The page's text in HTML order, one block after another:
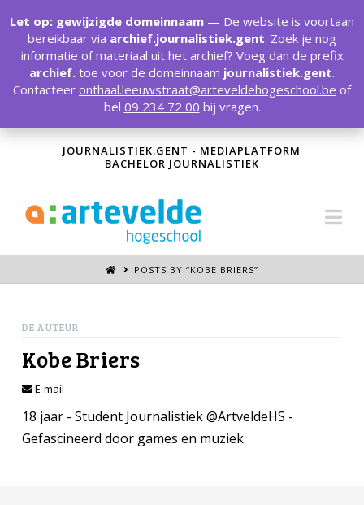
JOURNALISTIEK.GENT - MEDIAPLATFORM
BACHELOR JOURNALISTIEK
POSTS BY “KOBE BRIERS”
DE AUTEUR
Kobe Briers
E-mail
18 jaar - Student Journalistiek @ArtveldeHS -
Gefascineerd door games en muziek.
Let op: gewijzigde domeinnaam — De website is voortaan
bereikbaar via archief.journalistiek.gent. Zoek je nog
informatie of materiaal uit het archief? Voeg dan de prefix
archief. toe voor de domeinnaam journalistiek.gent.
Contacteer onthaal.leeuwstraat@arteveldehogeschool.be of
bel 09 234 72 00 bij vragen.